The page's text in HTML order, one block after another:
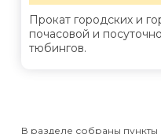
Прокат городских и
почасовой и
тюбингов.
В разделе собраны